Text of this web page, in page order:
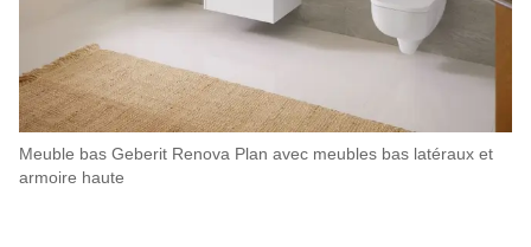
Meuble bas Geberit Renova Plan avec meubles bas latéraux et
armoire haute